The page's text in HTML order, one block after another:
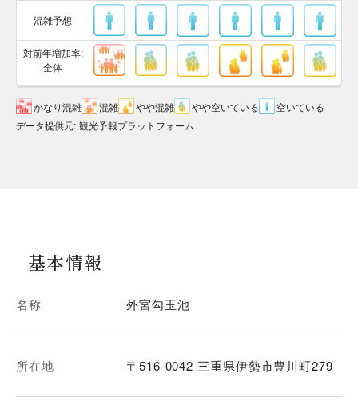
混雑予想
対前年増加率:
全体
かなり混雑 混雑 やや混雑 やや空いている
空いている
データ提供元: 観光予報プラットフォーム
基本情報
名称 外宮勾玉池
所在地 〒516-0042 三重県伊勢市豊川町279